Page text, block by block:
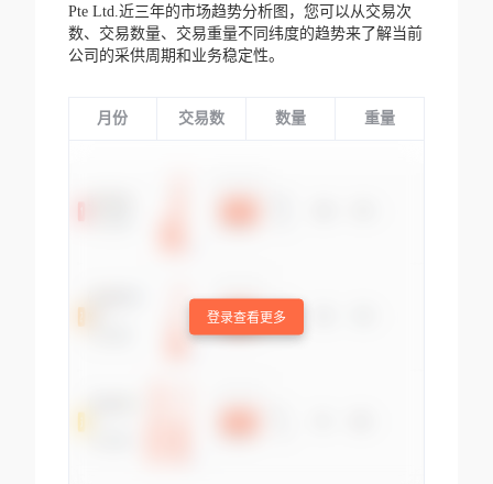
Pte Ltd.近三年的市场趋势分析图，您可以从交易次
数、交易数量、交易重量不同纬度的趋势来了解当前
公司的采供周期和业务稳定性。
月份 交易数 数量 重量
登录查看更多